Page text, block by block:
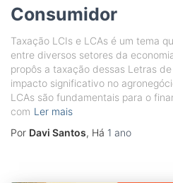
Consumidor
Taxação LCIs e LCAs é um tema
entre diversos setores da
propôs a taxação dessas Letras
impacto significativo no
LCAs são fundamentais para o
com Ler mais
Por Davi Santos, Há 1 ano